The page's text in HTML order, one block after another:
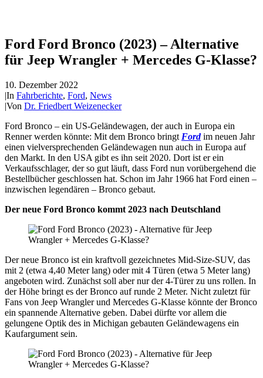
Ford Ford Bronco (2023) – Alternative
für Jeep Wrangler + Mercedes G-Klasse?
10. Dezember 2022
|In Fahrberichte, Ford, News
|Von Dr. Friedbert Weizenecker
Ford Bronco – ein US-Geländewagen, der auch in Europa ein
Renner werden könnte: Mit dem Bronco bringt Fordim neuen Jahr
einen vielversprechenden Geländewagen nun auch in Europa auf
den Markt. In den USA gibt es ihn seit 2020. Dort ist er ein
Verkaufsschlager, der so gut läuft, dass Ford nun vorübergehend die
Bestellbücher geschlossen hat. Schon im Jahr 1966 hat Ford einen –
inzwischen legendären – Bronco gebaut.
Der neue Ford Bronco kommt 2023 nach Deutschland
Der neue Bronco ist ein kraftvoll gezeichnetes Mid-Size-SUV, das
mit 2 (etwa 4,40 Meter lang) oder mit 4 Türen (etwa 5 Meter lang)
angeboten wird. Zunächst soll aber nur der 4-Türer zu uns rollen. In
der Höhe bringt es der Bronco auf runde 2 Meter. Nicht zuletzt für
Fans von Jeep Wrangler und Mercedes G-Klasse könnte der Bronco
ein spannende Alternative geben. Dabei dürfte vor allem die
gelungene Optik des in Michigan gebauten Geländewagens ein
Kaufargument sein.